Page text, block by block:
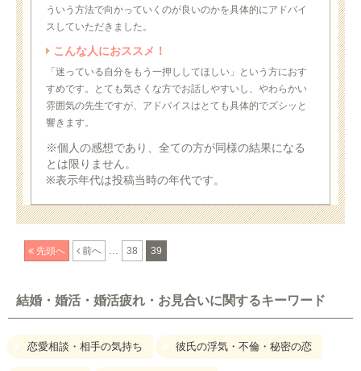
ういう方法で向かっていくのが良いのかを具体的にアドバイ
スしていただきました。
こんな人におススメ！
「迷っている自分をもう一押ししてほしい」という方におす
すめです。とても気さくな方でお話しやすいし、やわらかい
雰囲気の先生ですが、アドバイスはとても具体的でズシッと
響きます。
※個人の感想であり、全ての方が同様の結果になる
とは限りません。
※表示年代は投稿当時の年代です。
先頭へ 前へ ... 38 39
結婚・婚活・婚活疲れ・お見合いに関するキーワード
恋愛相談・相手の気持ち 彼氏の浮気・不倫・秘密の恋